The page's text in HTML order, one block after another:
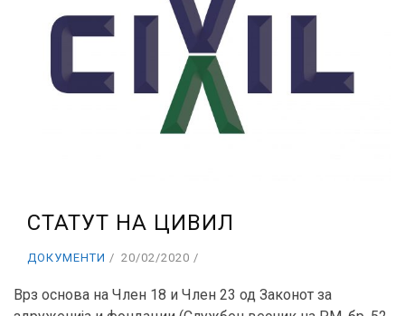
СТАТУТ НА ЦИВИЛ
ДОКУМЕНТИ 20/02/2020
Врз основа на Член 18 и Член 23 од Законот за